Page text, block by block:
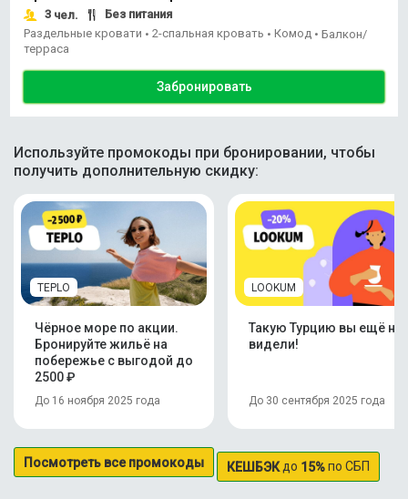
3 чел.
Без питания
Раздельные кровати • 2-спальная кровать • Комод • Балкон/
терраса
Забронировать
Используйте промокоды при бронировании, чтобы
получить дополнительную скидку:
TEPLO
Чёрное море по акции.
Бронируйте жильё на
побережье с выгодой до
2500 ₽
До 16 ноября 2025 года
LOOKUM
Такую Турцию вы ещё не
видели!
До 30 сентября 2025 года
Посмотреть все промокоды КЕШБЭКдо 15%по СБП